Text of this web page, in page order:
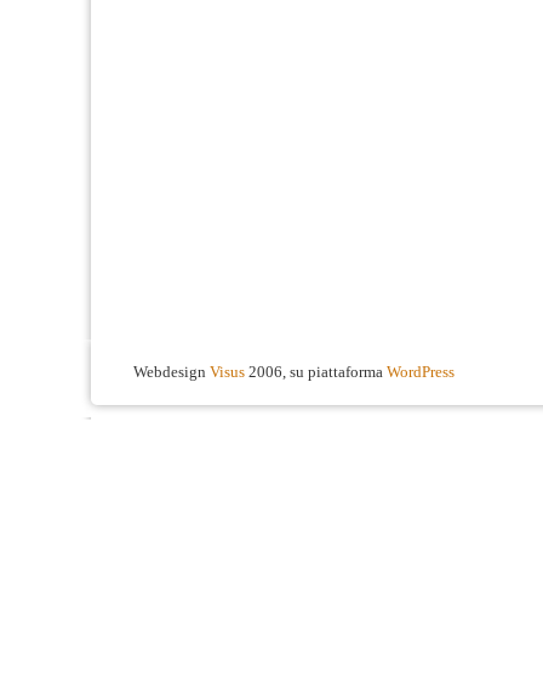
Webdesign Visus 2006, su piattaforma WordPress